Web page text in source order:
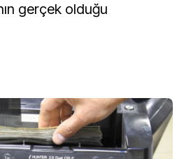
gerçek olduğu